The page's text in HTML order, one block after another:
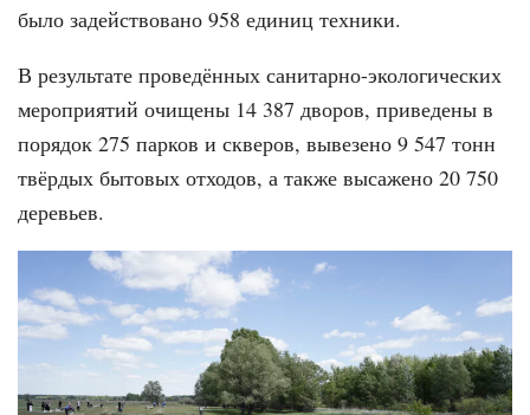
было задействовано 958 единиц техники.
В результате проведённых санитарно-экологических
мероприятий очищены 14 387 дворов, приведены в
порядок 275 парков и скверов, вывезено 9 547 тонн
твёрдых бытовых отходов, а также высажено 20 750
деревьев.